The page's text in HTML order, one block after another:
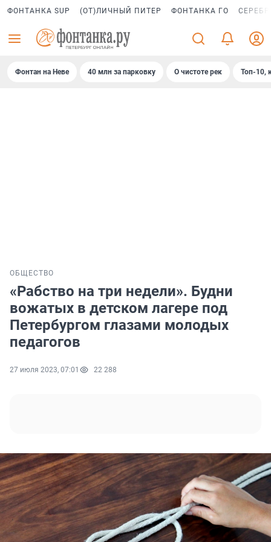
ФОНТАНКА SUP (ОТ)ЛИЧНЫЙ ПИТЕР ФОНТАНКА ГО
Фонтан на Неве 40 млн за парковку О чистоте рек Топ-10,
ОБЩЕСТВО
«Рабство на три недели». Будни
вожатых в детском лагере под
Петербургом глазами молодых
педагогов
27 июля 2023, 07:01 22 288